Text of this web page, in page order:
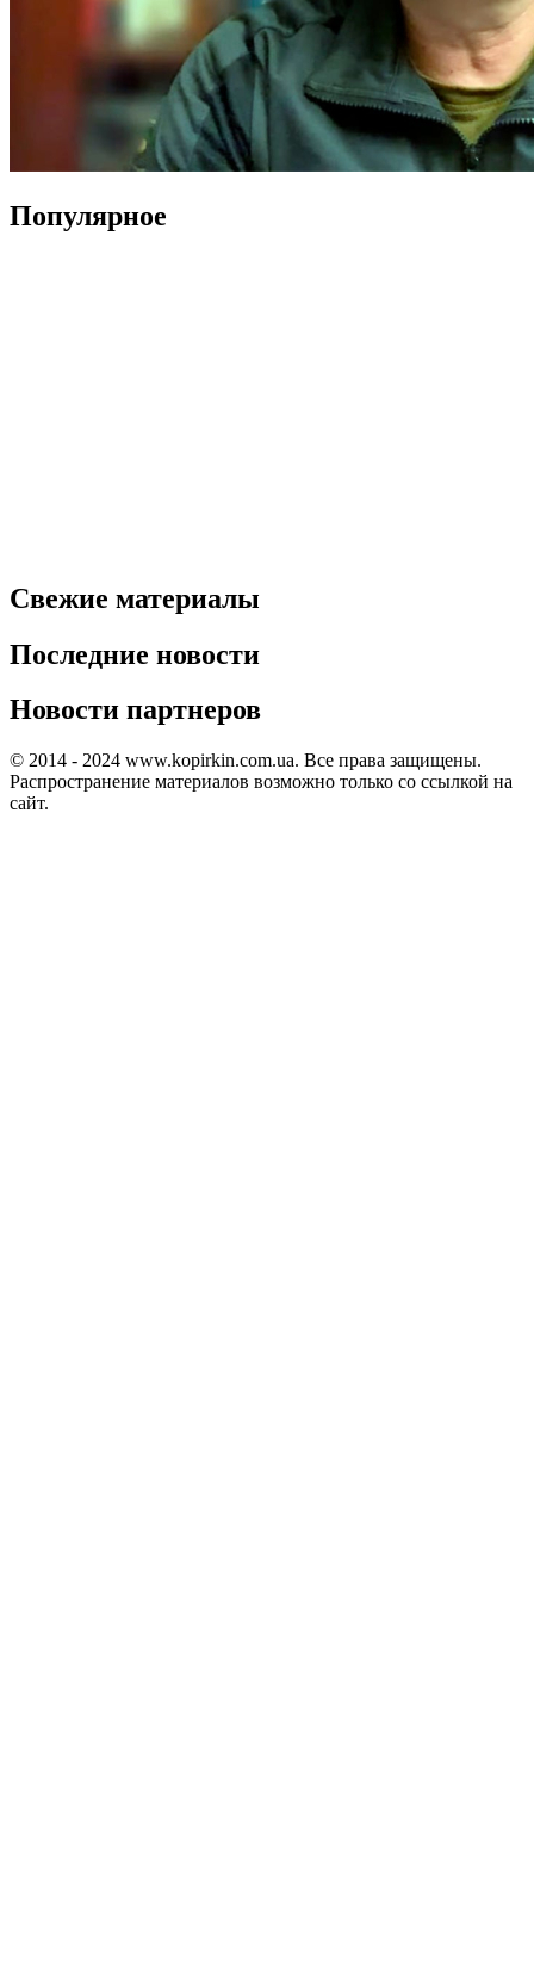
Популярное
Свежие материалы
Последние новости
Новости партнеров
© 2014 - 2024 www.kopirkin.com.ua. Все права защищены.
Распространение материалов возможно только со ссылкой на
сайт.